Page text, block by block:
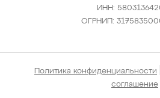
ИНН:
ОГРНИП:
Политика конфиденциальности
соглашение